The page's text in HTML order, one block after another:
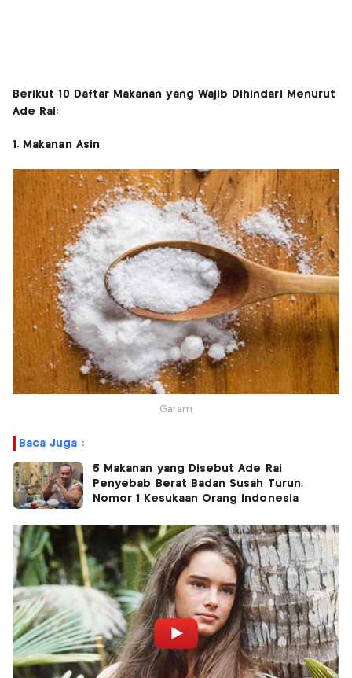
Berikut 10 Daftar Makanan yang Wajib Dihindari Menurut
Ade Rai:
1. Makanan Asin
Garam
Baca Juga :
5 Makanan yang Disebut Ade Rai
Penyebab Berat Badan Susah Turun,
Nomor 1 Kesukaan Orang Indonesia